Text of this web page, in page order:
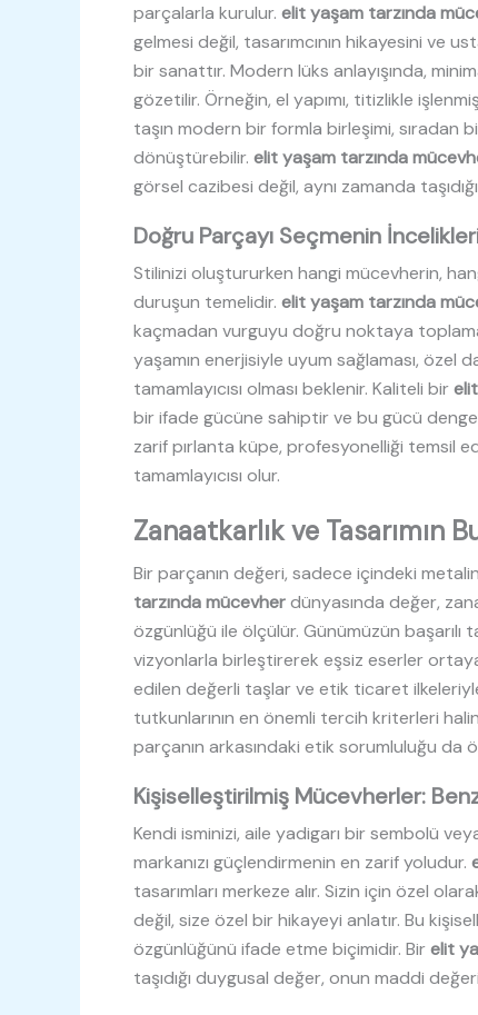
parçalarla kurulur. elit yaşam tarzında
gelmesi değil, tasarımcının hikayesini ve
bir sanattır. Modern lüks anlayışında,
gözetilir. Örneğin, el yapımı, titizlikle
taşın modern bir formla birleşimi, sıradan
dönüştürebilir. elit yaşam tarzında
görsel cazibesi değil, aynı zamanda
Doğru Parçayı Seçmenin
Stilinizi oluştururken hangi mücevherin,
duruşun temelidir. elit yaşam tarzında
kaçmadan vurguyu doğru noktaya
yaşamın enerjisiyle uyum sağlaması, özel
tamamlayıcısı olması beklenir. Kaliteli bir
bir ifade gücüne sahiptir ve bu gücü
zarif pırlanta küpe, profesyonelliği temsil
tamamlayıcısı olur.
Zanaatkarlık ve Tasarımın
Bir parçanın değeri, sadece içindeki
tarzında mücevherdünyasında değer,
özgünlüğü ile ölçülür. Günümüzün başarılı
vizyonlarla birleştirerek eşsiz eserler
edilen değerli taşlar ve etik ticaret
tutkunlarının en önemli tercih kriterleri
parçanın arkasındaki etik sorumluluğu da
Kişiselleştirilmiş Mücevherler:
Kendi isminizi, aile yadigarı bir sembolü
markanızı güçlendirmenin en zarif yoludur.
tasarımları merkeze alır. Sizin için özel
değil, size özel bir hikayeyi anlatır. Bu
özgünlüğünü ifade etme biçimidir. Birelit
taşıdığı duygusal değer, onun maddi